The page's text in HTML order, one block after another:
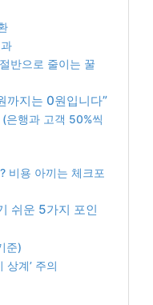
반으로 줄이는 꿀
까지는 0원입니다”
은행과 고객 50%씩
비용 아끼는 체크포
쉬운 5가지 포인
준)
상계’ 주의